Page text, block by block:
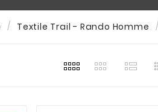
Textile Trail - Rando Homme